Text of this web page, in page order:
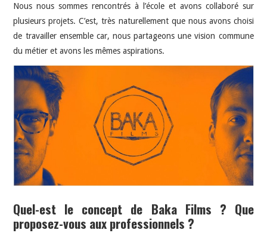
Nous nous sommes rencontrés à l’école et avons collaboré sur
plusieurs projets. C’est, très naturellement que nous avons choisi
de travailler ensemble car, nous partageons une vision commune
du métier et avons les mêmes aspirations.
Quel-est le concept de Baka Films ? Que
proposez-vous aux professionnels ?